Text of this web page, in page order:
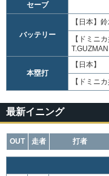
セーブ
バッテリー
【日本】 鈴
【ドミニ
本塁打
【日本】
【ドミニ
最新イニング
OUT 走者 打者